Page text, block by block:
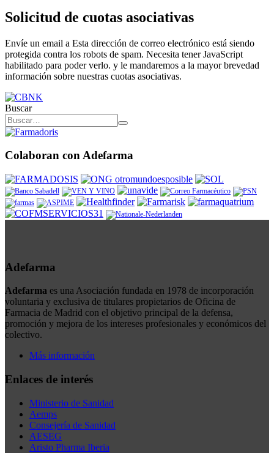
Solicitud de cuotas asociativas
Envíe un email a Esta dirección de correo electrónico está siendo
protegida contra los robots de spam. Necesita tener JavaScript
habilitado para poder verlo. y le mandaremos a la mayor brevedad
información sobre nuestras cuotas asociativas.
Buscar
Colaboran con Adefarma
Adefarma
Adefarma es una Asociación fundada en 1978 de incorporación
voluntaria y exclusiva de titulares propietarios de Oficina de
Farmacia de Madrid con el objetivo principal de la defensa,
promoción y mejora de los intereses profesionales y económicos del
colectivo.
Más información
Enlaces de interés
Ministerio de Sanidad
Aemps
Consejería de Sanidad
AESEG
Aristo Pharma Iberia